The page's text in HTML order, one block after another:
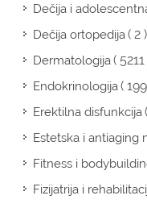
Dečija i
Dečija ortopedija( 2 )
Dermatologija( 5211
Endokrinologija(
Erektilna disfunkcija
Estetska i antiaging
Fitness i
Fizijatrija i